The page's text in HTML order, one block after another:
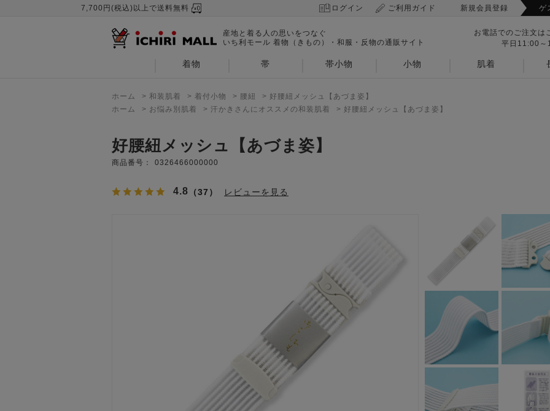
7,700円(税込)以上で送料無料 ログイン ご利用ガイド 新規会員登録 ゲ
産地と着る人の思いをつなぐ
いち利モール 着物（きもの）・和服・反物の通販サイト
お電話でのご注文は
平日11:00～
着物 帯 帯小物 小物 肌着
ホーム > 和装肌着 > 着付小物 > 腰紐 > 好腰紐メッシュ【あづま姿】
ホーム
> お悩み別肌着 > 汗かきさんにオススメの和装肌着 > 好腰紐メッシュ【あづま姿】
好腰紐メッシュ【あづま姿】
商品番号： 0326466000000
4.8 （37） レビューを見る